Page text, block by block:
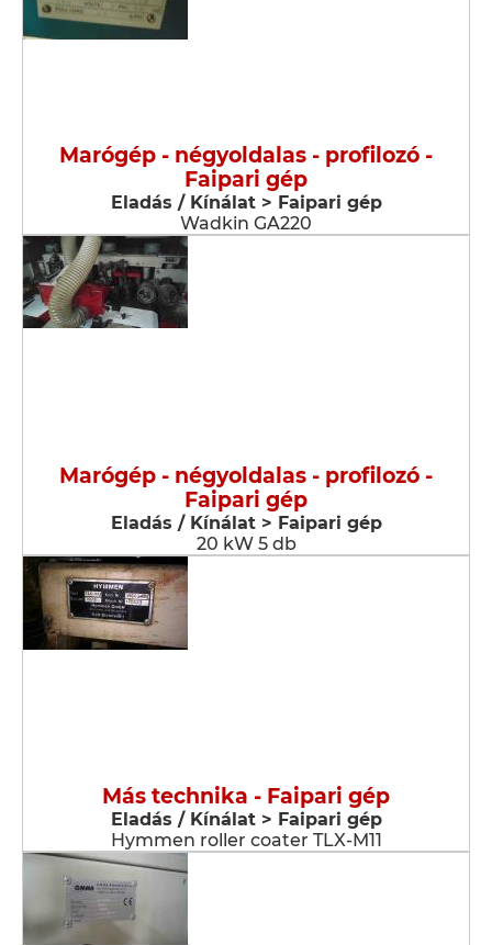
Marógép - négyoldalas - profilozó -
Faipari gép
Eladás / Kínálat > Faipari gép
Wadkin GA220
Marógép - négyoldalas - profilozó -
Faipari gép
Eladás / Kínálat > Faipari gép
20 kW 5 db
Más technika - Faipari gép
Eladás / Kínálat > Faipari gép
Hymmen roller coater TLX-M11